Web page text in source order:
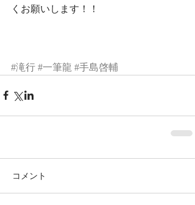
くお願いします！！
#滝行 #一筆龍 #手島啓輔
コメント